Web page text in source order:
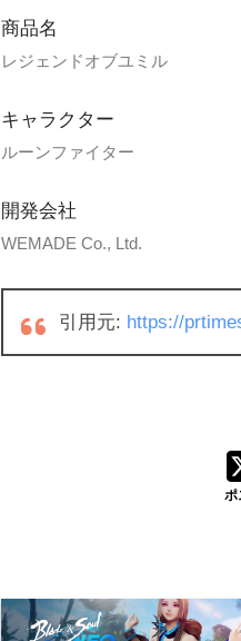
商品名
レジェンドオブユミル
キャラクター
ルーンファイター
開発会社
WEMADE Co., Ltd.
引用元: https://
ポ